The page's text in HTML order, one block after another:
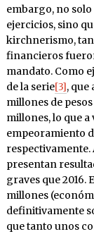
embargo, no
ejercicios, sino
kirchnerismo,
financieros
mandato. Como
de la serie[3],
millones de
millones, lo que
empeoramiento
respectivamente.
presentan
graves que 2016.
millones
definitivamente
que tanto unos